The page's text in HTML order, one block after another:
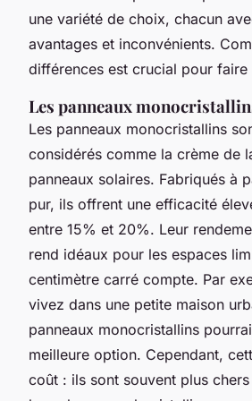
une variété de choix, chacun
avantages et inconvénients.
différences est crucial pour
Les panneaux
Les panneaux monocristallins
considérés comme la crème de
panneaux solaires. Fabriqués à
pur, ils offrent une efficacité
entre 15% et 20%. Leur
rend idéaux pour les espaces
centimètre carré compte. Par
vivez dans une petite maison
panneaux monocristallins
meilleure option. Cependant,
coût : ils sont souvent plus